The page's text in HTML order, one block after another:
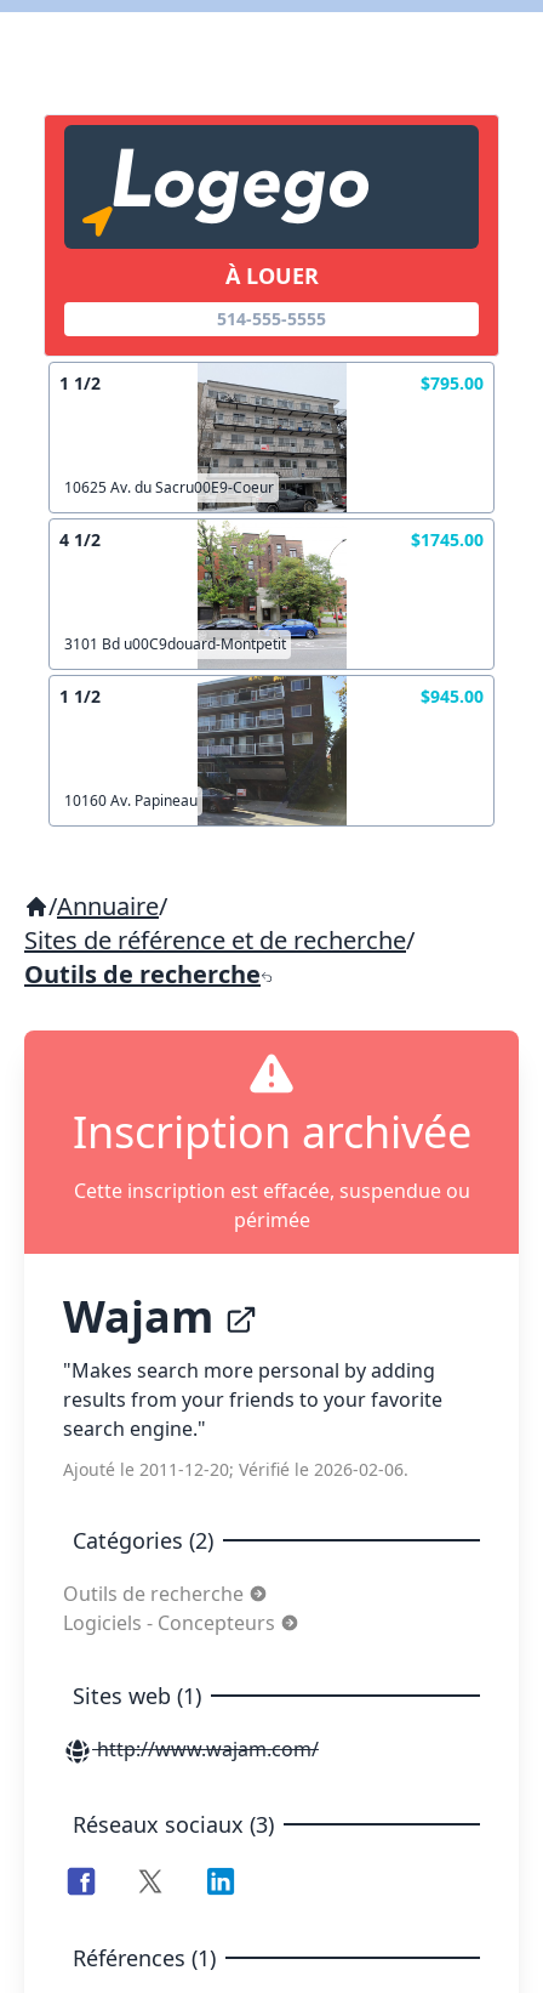
À LOUER
514-555-5555
1 1/2 $795.00
10625 Av. du Sacru00E9-Coeur
4 1/2 $1745.00
3101 Bd u00C9douard-Montpetit
1 1/2 $945.00
10160 Av. Papineau
/Annuaire/
Sites de référence et de recherche/
Outils de recherche
Inscription archivée
Cette inscription est effacée, suspendue ou
périmée
Wajam
"Makes search more personal by adding
results from your friends to your favorite
search engine."
Ajouté le 2011-12-20; Vérifié le 2026-02-06.
Catégories (2)
Outils de recherche
Logiciels - Concepteurs
Sites web (1)
http://www.wajam.com/
Réseaux sociaux (3)
Références (1)
X Fermer
Lien vers inscription (sera inclus dans courriel)
Copier lien
X Fermer Envoyez